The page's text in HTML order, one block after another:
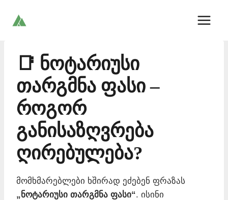
📑 ნოტარიუსი
თარგმნა ფასი –
როგორ
განისაზღვრება
ღირებულება?
მომხმარებლები ხშირად ეძებენ ფრაზას
„ნოტარიუსი თარგმნა ფასი“. ისინი